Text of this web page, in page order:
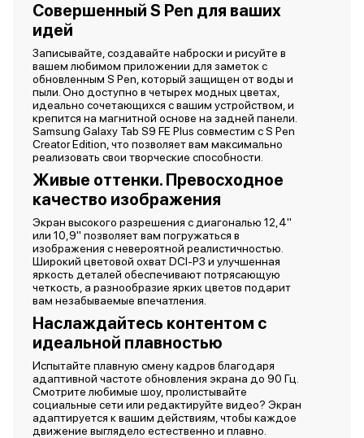
Совершенный S Pen для ваших
идей
Записывайте, создавайте наброски и рисуйте в
вашем любимом приложении для заметок с
обновленным S Pen, который защищен от воды и
пыли. Оно доступно в четырех модных цветах,
идеально сочетающихся с вашим устройством, и
крепится на магнитной основе на задней панели.
Samsung Galaxy Tab S9 FE Plus совместим с S Pen
Creator Edition, что позволяет вам максимально
реализовать свои творческие способности.
Живые оттенки. Превосходное
качество изображения
Экран высокого разрешения с диагональю 12,4"
или 10,9" позволяет вам погружаться в
изображения с невероятной реалистичностью.
Широкий цветовой охват DCI-P3 и улучшенная
яркость деталей обеспечивают потрясающую
четкость, а разнообразие ярких цветов подарит
вам незабываемые впечатления.
Наслаждайтесь контентом с
идеальной плавностью
Испытайте плавную смену кадров благодаря
адаптивной частоте обновления экрана до 90 Гц.
Смотрите любимые шоу, пролистывайте
социальные сети или редактируйте видео? Экран
адаптируется к вашим действиям, чтобы каждое
движение выглядело естественно и плавно.